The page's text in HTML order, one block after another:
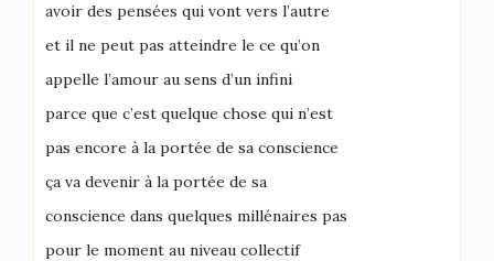
avoir des pensées qui vont vers l’autre
et il ne peut pas atteindre le ce qu’on
appelle l’amour au sens d’un infini
parce que c’est quelque chose qui n’est
pas encore à la portée de sa conscience
ça va devenir à la portée de sa
conscience dans quelques millénaires pas
pour le moment au niveau collectif